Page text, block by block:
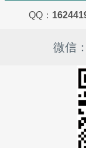
QQ：
微信